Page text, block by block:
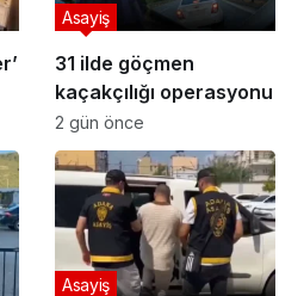
31 ilde göçmen
kaçakçılığı operasyonu
Asayiş
2 gün önce
Asayiş